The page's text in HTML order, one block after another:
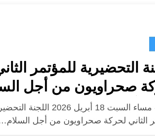
التحضيرية للمؤتمر
صحراويون من أجل
آخر مستجدات عقدعقدت مساء السبت 18 أبريل 2026 اللجنة
الثاني لحركة صحراويون من أجل